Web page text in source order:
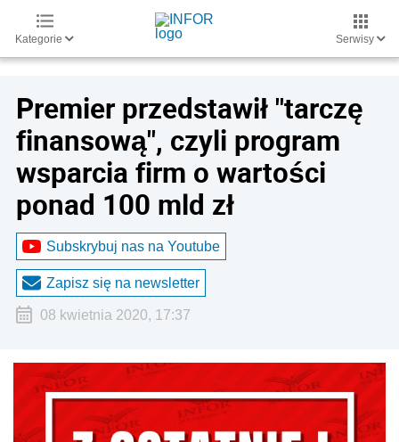
Kategorie Serwisy
Premier przedstawił "tarczę
finansową", czyli program
wsparcia firm o wartości
ponad 100 mld zł
Subskrybuj nas na Youtube
Zapisz się na newsletter
08 kwietnia 2020, 17:37